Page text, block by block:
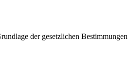
der gesetzlichen